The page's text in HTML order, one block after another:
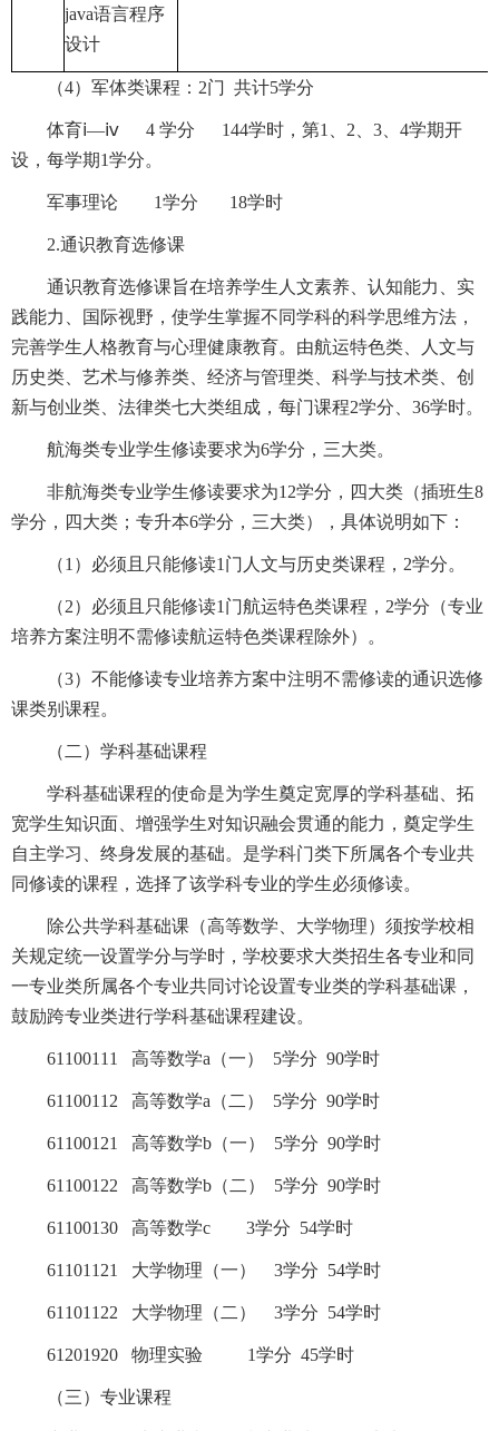
java语言程序
设计
（4）军体类课程：2门 共计5学分
体育ⅰ—ⅳ 4 学分 144学时，第1、2、3、4学期开
设，每学期1学分。
军事理论 1学分 18学时
2.通识教育选修课
通识教育选修课旨在培养学生人文素养、认知能力、实
践能力、国际视野，使学生掌握不同学科的科学思维方法，
完善学生人格教育与心理健康教育。由航运特色类、人文与
历史类、艺术与修养类、经济与管理类、科学与技术类、创
新与创业类、法律类七大类组成，每门课程2学分、36学时。
航海类专业学生修读要求为6学分，三大类。
非航海类专业学生修读要求为12学分，四大类（插班生8
学分，四大类；专升本6学分，三大类），具体说明如下：
（1）必须且只能修读1门人文与历史类课程，2学分。
（2）必须且只能修读1门航运特色类课程，2学分（专业
培养方案注明不需修读航运特色类课程除外）。
（3）不能修读专业培养方案中注明不需修读的通识选修
课类别课程。
（二）学科基础课程
学科基础课程的使命是为学生奠定宽厚的学科基础、拓
宽学生知识面、增强学生对知识融会贯通的能力，奠定学生
自主学习、终身发展的基础。是学科门类下所属各个专业共
同修读的课程，选择了该学科专业的学生必须修读。
除公共学科基础课（高等数学、大学物理）须按学校相
关规定统一设置学分与学时，学校要求大类招生各专业和同
一专业类所属各个专业共同讨论设置专业类的学科基础课，
鼓励跨专业类进行学科基础课程建设。
61100111 高等数学a（一） 5学分 90学时
61100112 高等数学a（二） 5学分 90学时
61100121 高等数学b（一） 5学分 90学时
61100122 高等数学b（二） 5学分 90学时
61100130 高等数学c 3学分 54学时
61101121 大学物理（一） 3学分 54学时
61101122 大学物理（二） 3学分 54学时
61201920 物理实验 1学分 45学时
（三）专业课程